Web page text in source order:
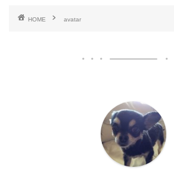
HOME avatar